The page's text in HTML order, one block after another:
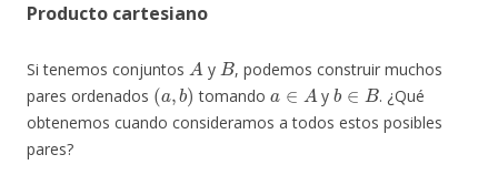
Producto cartesiano
Si tenemos conjuntos
A
y
B
, podemos construir muchos
pares ordenados
(a,b)
tomando
a∈A
y
b∈B
. ¿Qué
obtenemos cuando consideramos a todos estos posibles
pares?